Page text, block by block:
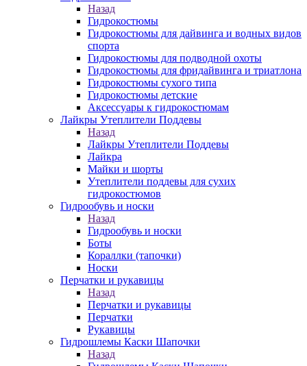
Назад
Гидрокостюмы
Гидрокостюмы для дайвинга и водных видов
спорта
Гидрокостюмы для подводной охоты
Гидрокостюмы для фридайвинга и триатлона
Гидрокостюмы сухого типа
Гидрокостюмы детские
Аксессуары к гидрокостюмам
Лайкры Утеплители Поддевы
Назад
Лайкры Утеплители Поддевы
Лайкра
Майки и шорты
Утеплители поддевы для сухих
гидрокостюмов
Гидрообувь и носки
Назад
Гидрообувь и носки
Боты
Кораллки (тапочки)
Носки
Перчатки и рукавицы
Назад
Перчатки и рукавицы
Перчатки
Рукавицы
Гидрошлемы Каски Шапочки
Назад